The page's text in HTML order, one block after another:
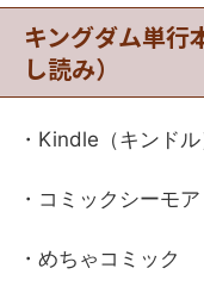
キングダム単行
し読み）
・Kindle（キンドル
・コミックシーモア
・めちゃコミック